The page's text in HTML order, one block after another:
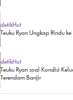
detikHot
Teuku Ryan Ungkap Rindu
detikHot
Teuku Ryan soal Kondisi
Terendam Banjir